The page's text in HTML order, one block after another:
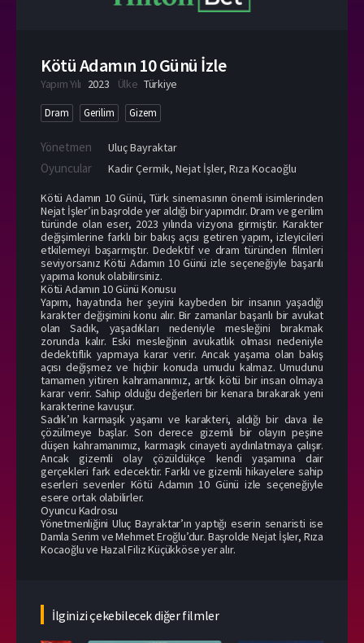
Kötü Adamın 10 Günü İzle
Yapım Yılı 2023 Ülke Türkiye
Dram Gerilim Gizem
Yönetmen Uluç Bayraktar
Oyuncular Kadir Çermik, Nejat İşler, Rıza Kocaoğlu
Kötü Adamın 10 Günü, Türk sinemasının önemli isimlerinden
Nejat İşler’in başrolde yer aldığı bir yapımdır. Dram ve gerilim
türünde olan eser, 2023 yılında vizyona girmiştir. Karakter
değişimlerine farklı bir bakış açısı getiren yapım, izleyicileri
etkilemeyi başarmıştır. Dedektif ve dram türünden filmleri
seviyorsanız Kötü Adamın 10 Günü izle seçeneğiyle başarılı
yapıma konuk olabilirsiniz.
Kötü Adamın 10 Günü Konusu
Yapım, hayatında her şeyini kaybeden bir insanın yaşadığı
karakter değişimini konu alır. Bir zamanlar başarılı bir avukat
olan Sadık, yaşadıkları nedeniyle mesleğini bırakmak
zorunda kalır. Eski mesleğinin avukatlık olması nedeniyle
dedektiflik yapmaya karar verir. Ancak yaşama olan bakış
açısı değişmez ve hiçbir konuda umudu kalmaz. Umudunu
tamamen yitiren kahramanımız, artık kötü bir insan olmaya
karar verir. Sahip olduğu değerleri bir kenara bırakarak yeni
karakterine kavuşur.
Sadık’ın karmaşık yaşamı ve karakteri, aldığı bir dava ile
çözülmeye başlar. Son derece gizemli bir olayın peşine
düşen kahramanımız, karmaşık cinayeti aydınlatmaya çalışır.
Ancak gizemli olay çözüldükçe kendi yaşamına dair
gerçekleri fark edecektir. Farklı ve gizemli hikayelere sahip
eserleri sevenler Kötü Adamın 10 Günü izle seçeneğiyle
esere ortak olabilirler.
Oyuncu Kadrosu
Yönetmenliğini Uluç Bayraktar’ın yaptığı eserin senaristi ise
Damla Serim ve Mehmet Eroğlu’dur. Başrolde Nejat İşler, Rıza
Kocaoğlu ve Hazal Filiz Küçükköse yer alır.
İlginizi çekebilecek diğer filmler